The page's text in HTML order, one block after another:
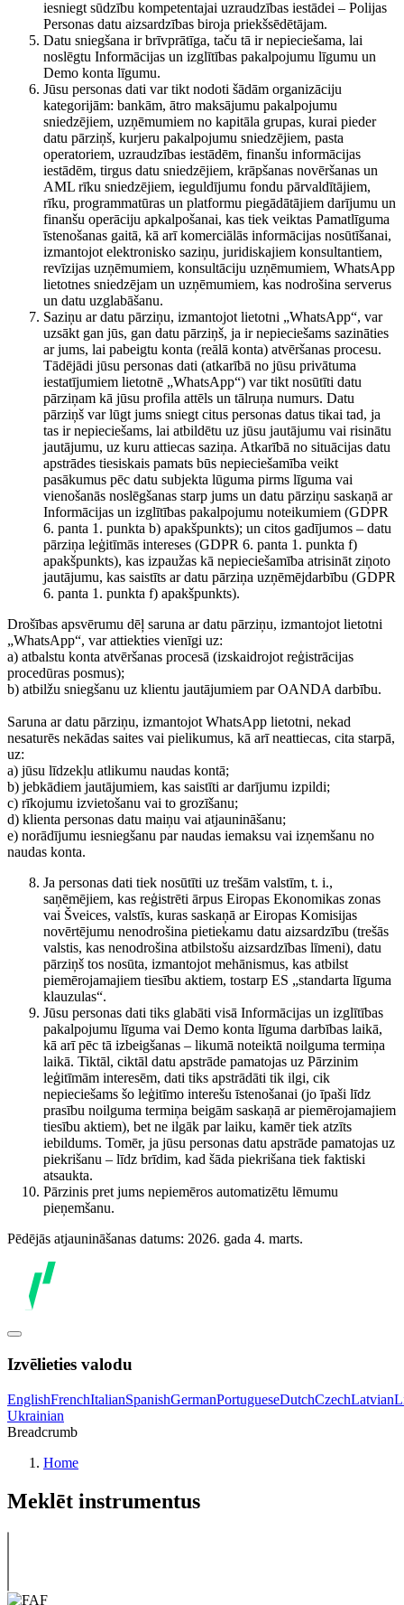
iesniegt sūdzību kompetentajai uzraudzības iestādei – Polijas
Personas datu aizsardzības biroja priekšsēdētājam.
Datu sniegšana ir brīvprātīga, taču tā ir nepieciešama, lai
noslēgtu Informācijas un izglītības pakalpojumu līgumu un
Demo konta līgumu.
Jūsu personas dati var tikt nodoti šādām organizāciju
kategorijām: bankām, ātro maksājumu pakalpojumu
sniedzējiem, uzņēmumiem no kapitāla grupas, kurai pieder
datu pārziņš, kurjeru pakalpojumu sniedzējiem, pasta
operatoriem, uzraudzības iestādēm, finanšu informācijas
iestādēm, tirgus datu sniedzējiem, krāpšanas novēršanas un
AML rīku sniedzējiem, ieguldījumu fondu pārvaldītājiem,
rīku, programmatūras un platformu piegādātājiem darījumu un
finanšu operāciju apkalpošanai, kas tiek veiktas Pamatlīguma
īstenošanas gaitā, kā arī komerciālās informācijas nosūtīšanai,
izmantojot elektronisko saziņu, juridiskajiem konsultantiem,
revīzijas uzņēmumiem, konsultāciju uzņēmumiem, WhatsApp
lietotnes sniedzējam un uzņēmumiem, kas nodrošina serverus
un datu uzglabāšanu.
Saziņu ar datu pārziņu, izmantojot lietotni „WhatsApp“, var
uzsākt gan jūs, gan datu pārziņš, ja ir nepieciešams sazināties
ar jums, lai pabeigtu konta (reālā konta) atvēršanas procesu.
Tādējādi jūsu personas dati (atkarībā no jūsu privātuma
iestatījumiem lietotnē „WhatsApp“) var tikt nosūtīti datu
pārziņam kā jūsu profila attēls un tālruņa numurs. Datu
pārziņš var lūgt jums sniegt citus personas datus tikai tad, ja
tas ir nepieciešams, lai atbildētu uz jūsu jautājumu vai risinātu
jautājumu, uz kuru attiecas saziņa. Atkarībā no situācijas datu
apstrādes tiesiskais pamats būs nepieciešamība veikt
pasākumus pēc datu subjekta lūguma pirms līguma vai
vienošanās noslēgšanas starp jums un datu pārziņu saskaņā ar
Informācijas un izglītības pakalpojumu noteikumiem (GDPR
6. panta 1. punkta b) apakšpunkts); un citos gadījumos – datu
pārziņa leģitīmās intereses (GDPR 6. panta 1. punkta f)
apakšpunkts), kas izpaužas kā nepieciešamība atrisināt ziņoto
jautājumu, kas saistīts ar datu pārziņa uzņēmējdarbību (GDPR
6. panta 1. punkta f) apakšpunkts).
Drošības apsvērumu dēļ saruna ar datu pārziņu, izmantojot lietotni
„WhatsApp“, var attiekties vienīgi uz:
a) atbalstu konta atvēršanas procesā (izskaidrojot reģistrācijas
procedūras posmus);
b) atbilžu sniegšanu uz klientu jautājumiem par OANDA darbību.
Saruna ar datu pārziņu, izmantojot WhatsApp lietotni, nekad
nesaturēs nekādas saites vai pielikumus, kā arī neattiecas, cita starpā,
uz:
a) jūsu līdzekļu atlikumu naudas kontā;
b) jebkādiem jautājumiem, kas saistīti ar darījumu izpildi;
c) rīkojumu izvietošanu vai to grozīšanu;
d) klienta personas datu maiņu vai atjaunināšanu;
e) norādījumu iesniegšanu par naudas iemaksu vai izņemšanu no
naudas konta.
Ja personas dati tiek nosūtīti uz trešām valstīm, t. i.,
saņēmējiem, kas reģistrēti ārpus Eiropas Ekonomikas zonas
vai Šveices, valstīs, kuras saskaņā ar Eiropas Komisijas
novērtējumu nenodrošina pietiekamu datu aizsardzību (trešās
valstis, kas nenodrošina atbilstošu aizsardzības līmeni), datu
pārziņš tos nosūta, izmantojot mehānismus, kas atbilst
piemērojamajiem tiesību aktiem, tostarp ES „standarta līguma
klauzulas“.
Jūsu personas dati tiks glabāti visā Informācijas un izglītības
pakalpojumu līguma vai Demo konta līguma darbības laikā,
kā arī pēc tā izbeigšanas – likumā noteiktā noilguma termiņa
laikā. Tiktāl, ciktāl datu apstrāde pamatojas uz Pārzinim
leģitīmām interesēm, dati tiks apstrādāti tik ilgi, cik
nepieciešams šo leģitīmo interešu īstenošanai (jo īpaši līdz
prasību noilguma termiņa beigām saskaņā ar piemērojamajiem
tiesību aktiem), bet ne ilgāk par laiku, kamēr tiek atzīts
iebildums. Tomēr, ja jūsu personas datu apstrāde pamatojas uz
piekrišanu – līdz brīdim, kad šāda piekrišana tiek faktiski
atsaukta.
Pārzinis pret jums nepiemēros automatizētu lēmumu
pieņemšanu.
Pēdējās atjaunināšanas datums: 2026. gada 4. marts.
Izvēlieties valodu
EnglishFrenchItalianSpanishGermanPortugueseDutchCzechLatvian
Ukrainian
Breadcrumb
Home
Meklēt instrumentus